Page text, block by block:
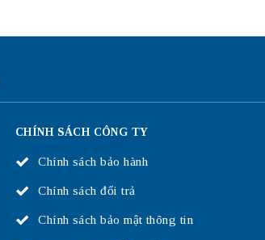
CHÍNH SÁCH CÔNG TY
Chính sách bảo hành
Chính sách đổi trả
Chính sách bảo mật thông tin